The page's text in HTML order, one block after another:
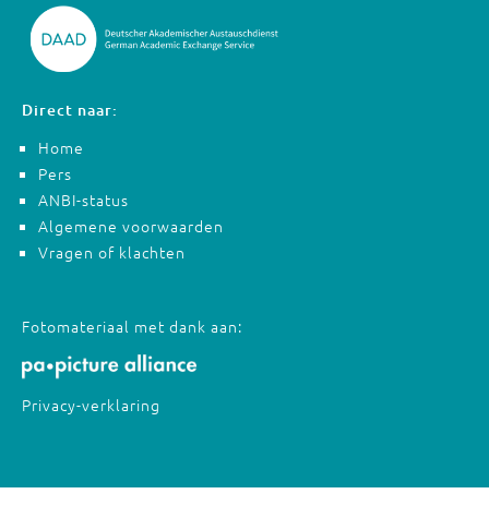
Direct naar:
Home
Pers
ANBI-status
Algemene voorwaarden
Vragen of klachten
Fotomateriaal met dank aan:
Privacy-verklaring